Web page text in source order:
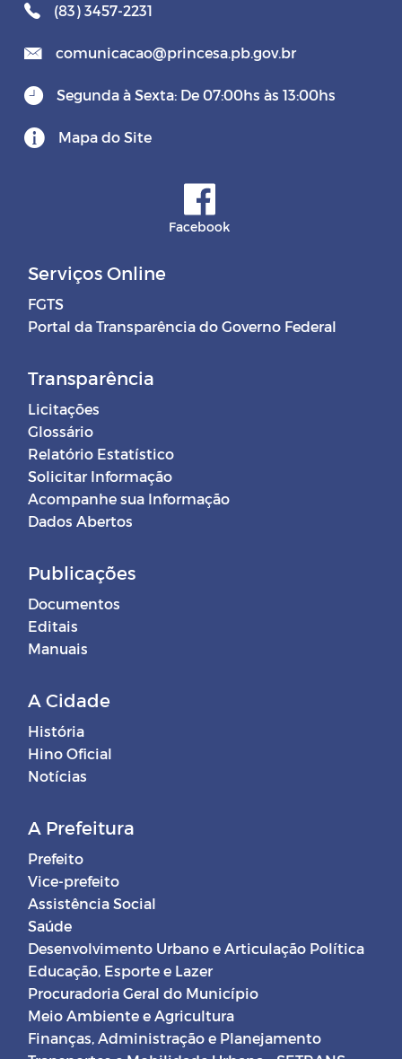
(83) 3457-2231
comunicacao@princesa.pb.gov.br
Segunda à Sexta: De 07:00hs às 13:00hs
Mapa do Site
Facebook
Serviços Online
FGTS
Portal da Transparência do Governo Federal
Transparência
Licitações
Glossário
Relatório Estatístico
Solicitar Informação
Acompanhe sua Informação
Dados Abertos
Publicações
Documentos
Editais
Manuais
A Cidade
História
Hino Oficial
Notícias
A Prefeitura
Prefeito
Vice-prefeito
Assistência Social
Saúde
Desenvolvimento Urbano e Articulação Política
Educação, Esporte e Lazer
Procuradoria Geral do Município
Meio Ambiente e Agricultura
Finanças, Administração e Planejamento